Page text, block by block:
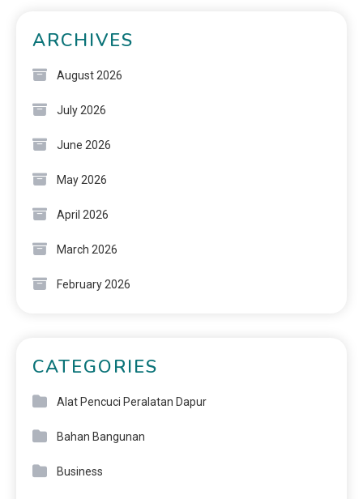
ARCHIVES
August 2026
July 2026
June 2026
May 2026
April 2026
March 2026
February 2026
CATEGORIES
Alat Pencuci Peralatan Dapur
Bahan Bangunan
Business